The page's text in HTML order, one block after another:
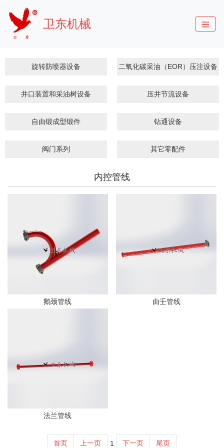
卫东机械
旋转防喷器设备 二氧化碳采油（EOR）压注设备
井口装置和采油树设备 压井节流设备
自由锻成型锻件 钻通设备
阀门系列 其它零配件
内控管线
鹅颈管线 由壬管线
法兰管线
首页 上一页 1 下一页 尾页